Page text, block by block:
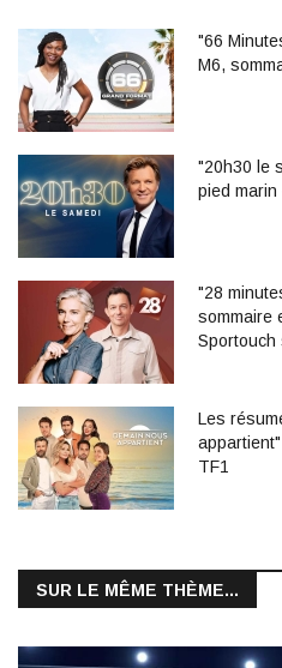
"66
M6,
"20h30 le
pied
"28
sommaire
Sportouch
Les
TF1
SUR LE MÊME THÈME...